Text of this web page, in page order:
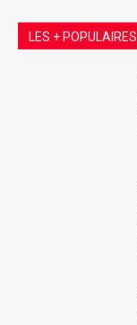
LES + POPULAIRES